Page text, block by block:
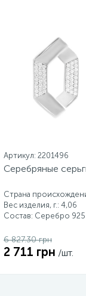
Артикул: 2201496
Серебряные
Страна
Вес изделия, г.: 4,06
Состав: Серебро 925
6 827.30 грн
2 711 грн /шт.